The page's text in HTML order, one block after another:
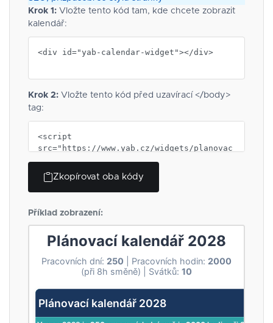
Krok 1: Vložte tento kód tam, kde chcete zobrazit
kalendář:
Krok 2: Vložte tento kód před uzavírací </body>
tag:
Zkopírovat oba kódy
Příklad zobrazení: